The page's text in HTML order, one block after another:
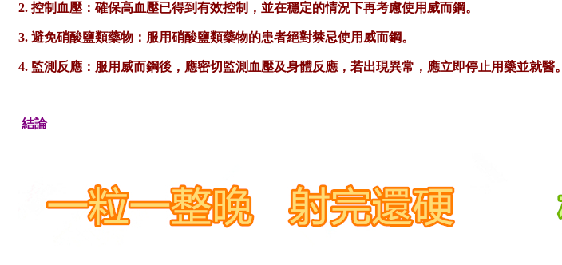
2. 控制血壓：確保高血壓已得到有效控制，並在穩定的情況下再考慮使用威而鋼。
3. 避免硝酸鹽類藥物：服用硝酸鹽類藥物的患者絕對禁忌使用威而鋼。
4. 監測反應：服用威而鋼後，應密切監測血壓及身體反應，若出現異常，應立即停止用藥並就醫。
結論